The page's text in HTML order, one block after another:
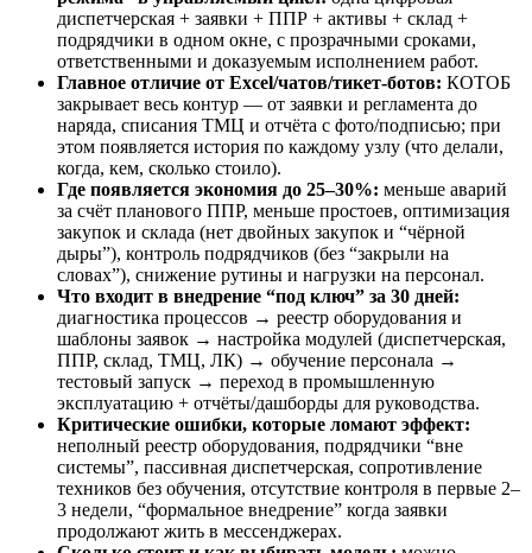
диспетчерская + заявки + ППР + активы + склад +
подрядчики в одном окне, с прозрачными сроками,
ответственными и доказуемым исполнением работ.
Главное отличие от Excel/чатов/тикет-ботов: КОТОБ
закрывает весь контур — от заявки и регламента до
наряда, списания ТМЦ и отчёта с фото/подписью; при
этом появляется история по каждому узлу (что делали,
когда, кем, сколько стоило).
Где появляется экономия до 25–30%: меньше аварий
за счёт планового ППР, меньше простоев, оптимизация
закупок и склада (нет двойных закупок и “чёрной
дыры”), контроль подрядчиков (без “закрыли на
словах”), снижение рутины и нагрузки на персонал.
Что входит в внедрение “под ключ” за 30 дней:
диагностика процессов → реестр оборудования и
шаблоны заявок → настройка модулей (диспетчерская,
ППР, склад, ТМЦ, ЛК) → обучение персонала →
тестовый запуск → переход в промышленную
эксплуатацию + отчёты/дашборды для руководства.
Критические ошибки, которые ломают эффект:
неполный реестр оборудования, подрядчики “вне
системы”, пассивная диспетчерская, сопротивление
техников без обучения, отсутствие контроля в первые 2–
3 недели, “формальное внедрение” когда заявки
продолжают жить в мессенджерах.